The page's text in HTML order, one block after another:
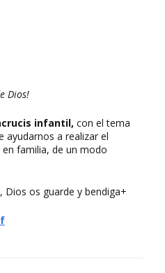
Dios!
infantil, con el tema
ayudarnos a realizar el
familia, de un modo
Dios os guarde y bendiga+